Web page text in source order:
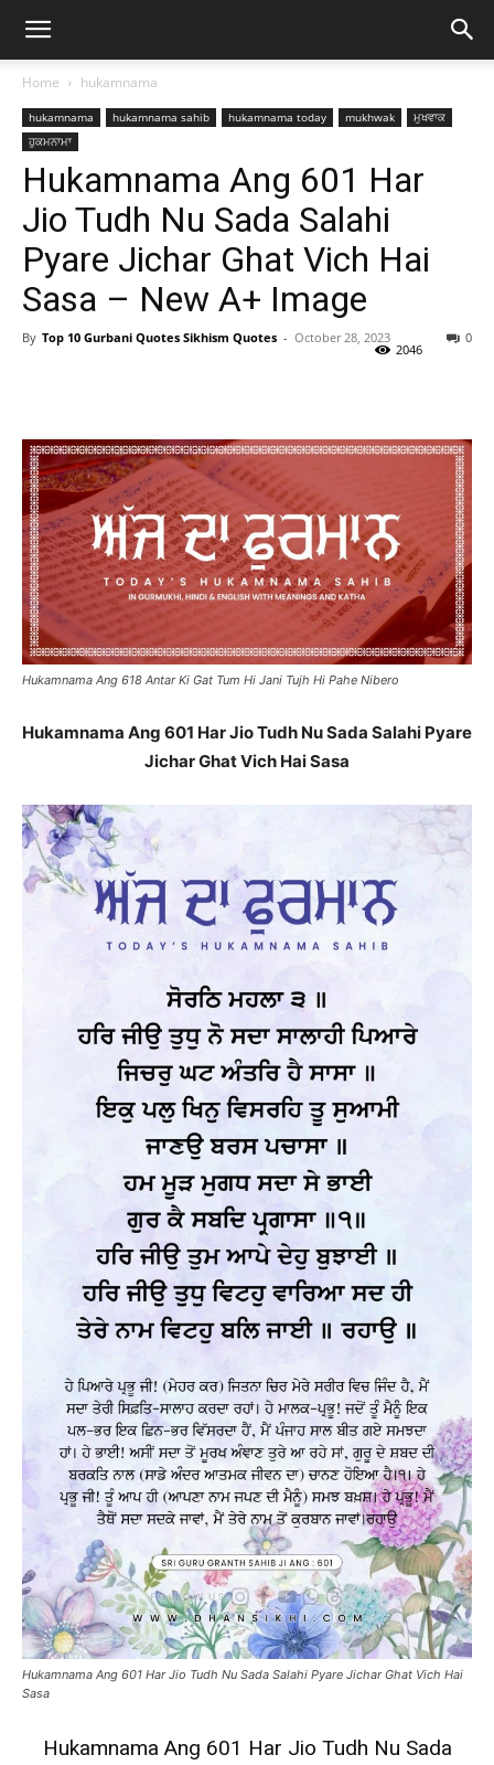
Home hukamnama
hukamnama hukamnama sahib hukamnama today mukhwak
ਮੁਖਵਾਕ
ਹੁਕਮਨਾਮਾ
Hukamnama Ang 601 Har
Jio Tudh Nu Sada Salahi
Pyare Jichar Ghat Vich Hai
Sasa – New A+ Image
By Top 10 Gurbani Quotes Sikhism Quotes - October 28, 2023 0
2046
Hukamnama Ang 618 Antar Ki Gat Tum Hi Jani Tujh Hi Pahe Nibero
Hukamnama Ang 601 Har Jio Tudh Nu Sada Salahi Pyare
Jichar Ghat Vich Hai Sasa
Hukamnama Ang 601 Har Jio Tudh Nu Sada Salahi Pyare Jichar Ghat Vich Hai
Sasa
Hukamnama Ang 601 Har Jio Tudh Nu Sada